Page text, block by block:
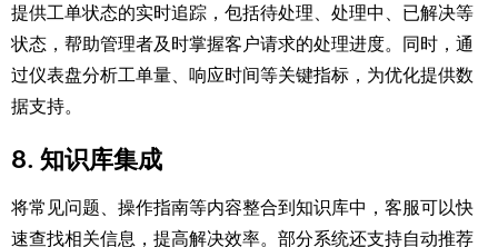
提供工单状态的实时追踪，包括待处理、处理中、已解决等
状态，帮助管理者及时掌握客户请求的处理进度。同时，通
过仪表盘分析工单量、响应时间等关键指标，为优化提供数
据支持。
8. 知识库集成
将常见问题、操作指南等内容整合到知识库中，客服可以快
速查找相关信息，提高解决效率。部分系统还支持自动推荐